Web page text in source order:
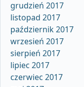
grudzień 2017
listopad 2017
październik 2017
wrzesień 2017
sierpień 2017
lipiec 2017
czerwiec 2017